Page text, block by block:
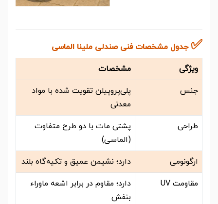
✅ جدول مشخصات فنی صندلی ملینا الماسی
ویژگی مشخصات
جنس
پلی‌پروپیلن تقویت شده با مواد
معدنی
طراحی
پشتی مات با دو طرح متفاوت
(الماسی)
ارگونومی دارد؛ نشیمن عمیق و تکیه‌گاه بلند
مقاومت UV
دارد؛ مقاوم در برابر اشعه ماوراء
بنفش